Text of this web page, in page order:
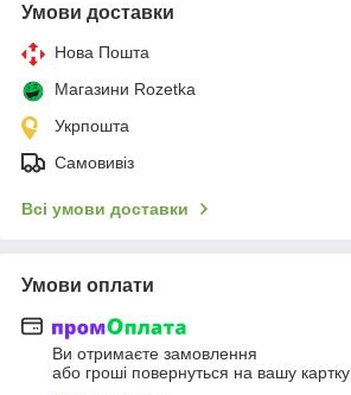
Умови доставки
Нова Пошта
Магазини Rozetka
Укрпошта
Самовивіз
Всі умови доставки
Умови оплати
Ви отримаєте замовлення
або гроші повернуться на вашу картку